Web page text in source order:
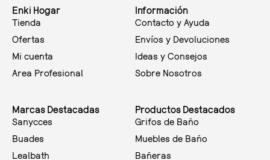
Enki Hogar
Tienda
Ofertas
Mi cuenta
Area Profesional
Información
Contacto y Ayuda
Envíos y Devoluciones
Ideas y Consejos
Sobre Nosotros
Marcas Destacadas
Sanycces
Buades
Lealbath
Productos Destacados
Grifos de Baño
Muebles de Baño
Bañeras